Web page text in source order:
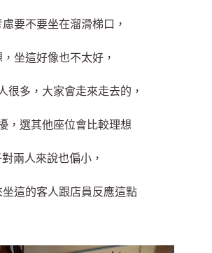
要不要坐在溜滑梯口，
坐這好像也不太好，
很多，大家會走來走去的，
，選其他座位會比較理想
對兩人來說也偏小，
這的客人跟店員反應這點